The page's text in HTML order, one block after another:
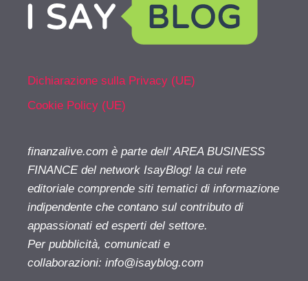
Dichiarazione sulla Privacy (UE)
Cookie Policy (UE)
finanzalive.com è parte dell' AREA BUSINESS
FINANCE del network IsayBlog! la cui rete
editoriale comprende siti tematici di informazione
indipendente che contano sul contributo di
appassionati ed esperti del settore.
Per pubblicità, comunicati e
collaborazioni: info@isayblog.com